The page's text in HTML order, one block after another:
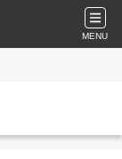
MENU